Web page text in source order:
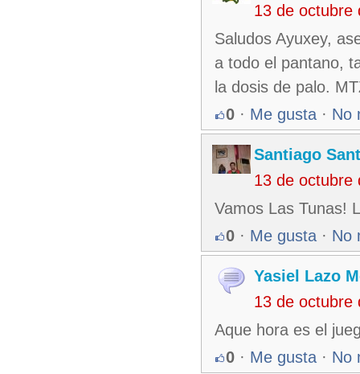
13 de octubre
Saludos Ayuxey,
a todo el pantano,
la dosis de palo.
0 · Me gusta · No
Santiago
13 de octubre
Vamos Las Tunas!
0 · Me gusta · No
Yasiel Lazo
13 de octubre
Aque hora es el
0 · Me gusta · No